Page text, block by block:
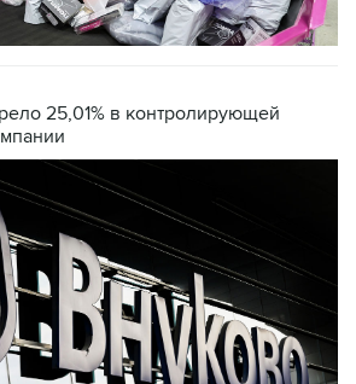
25,01% в контролирующей